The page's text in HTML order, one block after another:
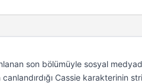
son bölümüyle sosyal
canlandırdığı Cassie karakterinin